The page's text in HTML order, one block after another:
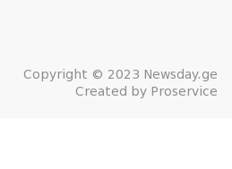
Copyright © 2023 Newsday.ge
Created by Proservice